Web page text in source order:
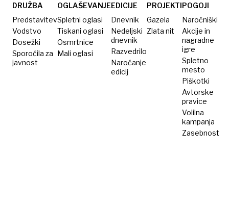
DRUŽBA
Predstavitev
Vodstvo
Dosežki
Sporočila za
javnost
OGLAŠEVANJE
Spletni oglasi
Tiskani oglasi
Osmrtnice
Mali oglasi
EDICIJE
Dnevnik
Nedeljski
dnevnik
Razvedrilo
Naročanje
edicij
PROJEKTI
Gazela
Zlata nit
POGOJI
Naročniški
Akcije in
nagradne
igre
Spletno
mesto
Piškotki
Avtorske
pravice
Volilna
kampanja
Zasebnost